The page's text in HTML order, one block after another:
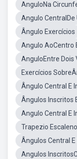
AnguloNa
Angulo
Ângulo Exercícios
Angulo AoCentro
AnguloEntre Dois
Exercícios
Ângulo Central E
Ângulos Inscritos
Angulo Central E
Trapezio Escaleno
Ângulos Central
Angulos